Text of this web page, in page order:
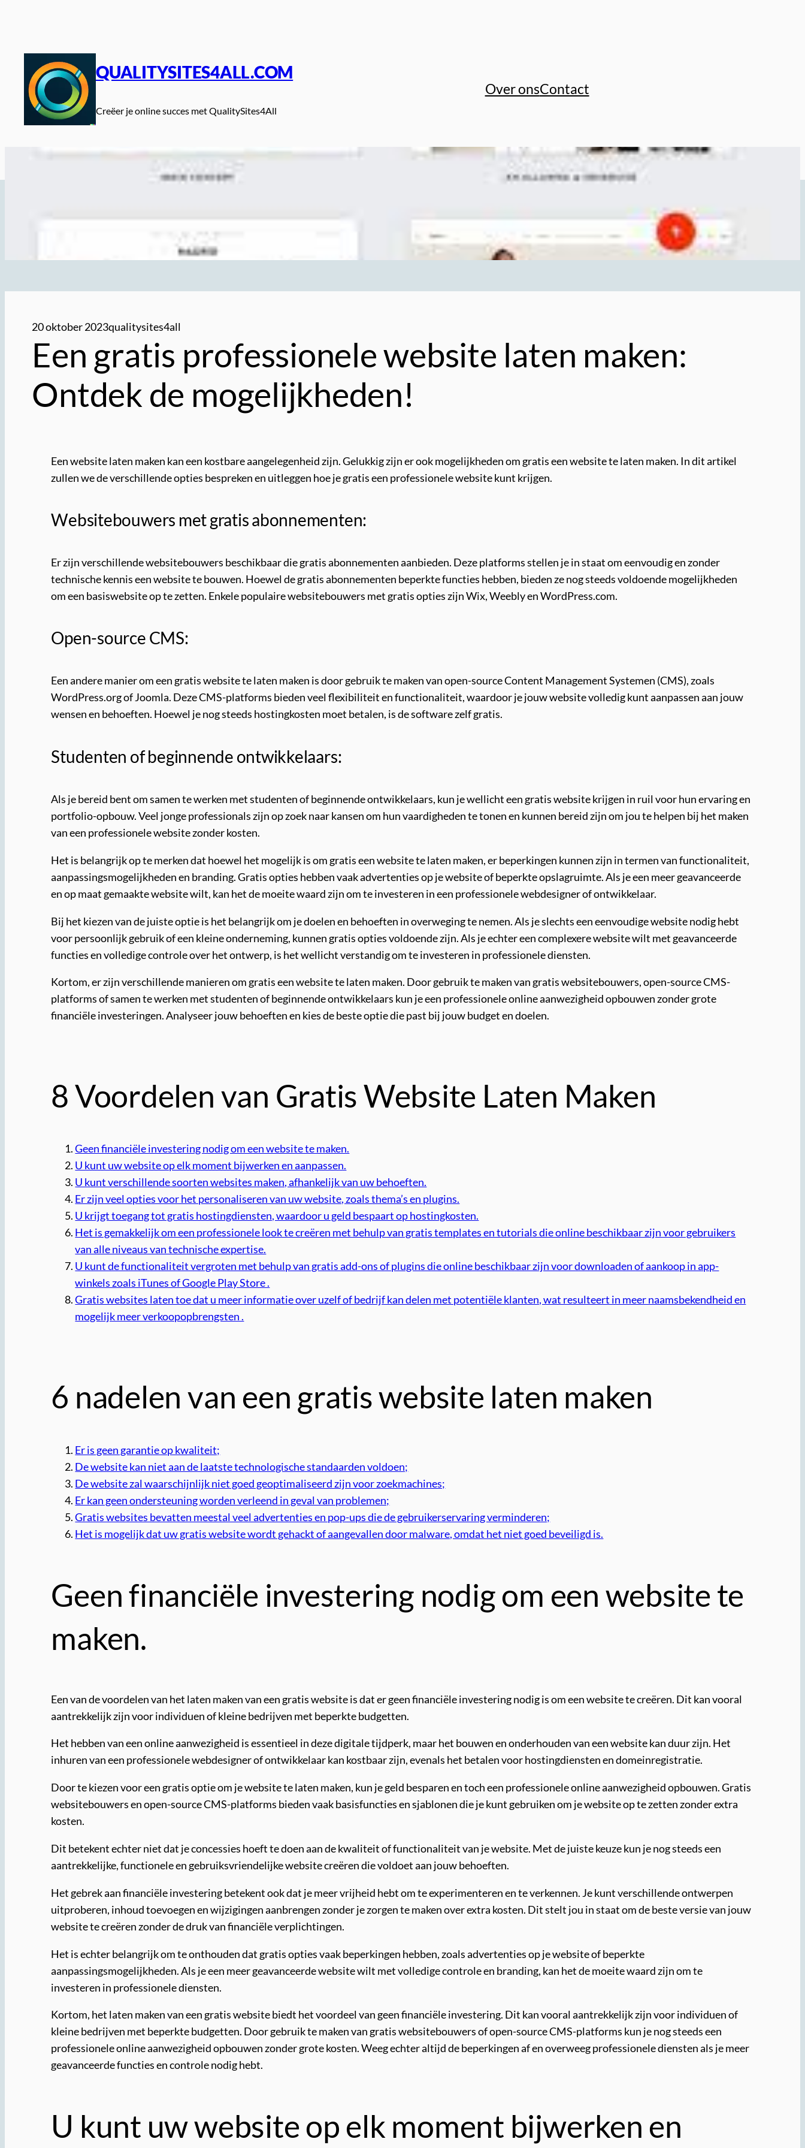
QUALITYSITES4ALL.COM
Creëer je online succes met QualitySites4All
Over onsContact
20 oktober 2023qualitysites4all
Een gratis professionele website laten maken:
Ontdek de mogelijkheden!
Een website laten maken kan een kostbare aangelegenheid zijn. Gelukkig zijn er ook mogelijkheden om gratis een website te laten maken. In dit artikel
zullen we de verschillende opties bespreken en uitleggen hoe je gratis een professionele website kunt krijgen.
Websitebouwers met gratis abonnementen:
Er zijn verschillende websitebouwers beschikbaar die gratis abonnementen aanbieden. Deze platforms stellen je in staat om eenvoudig en zonder
technische kennis een website te bouwen. Hoewel de gratis abonnementen beperkte functies hebben, bieden ze nog steeds voldoende mogelijkheden
om een basiswebsite op te zetten. Enkele populaire websitebouwers met gratis opties zijn Wix, Weebly en WordPress.com.
Open-source CMS:
Een andere manier om een gratis website te laten maken is door gebruik te maken van open-source Content Management Systemen (CMS), zoals
WordPress.org of Joomla. Deze CMS-platforms bieden veel flexibiliteit en functionaliteit, waardoor je jouw website volledig kunt aanpassen aan jouw
wensen en behoeften. Hoewel je nog steeds hostingkosten moet betalen, is de software zelf gratis.
Studenten of beginnende ontwikkelaars:
Als je bereid bent om samen te werken met studenten of beginnende ontwikkelaars, kun je wellicht een gratis website krijgen in ruil voor hun ervaring en
portfolio-opbouw. Veel jonge professionals zijn op zoek naar kansen om hun vaardigheden te tonen en kunnen bereid zijn om jou te helpen bij het maken
van een professionele website zonder kosten.
Het is belangrijk op te merken dat hoewel het mogelijk is om gratis een website te laten maken, er beperkingen kunnen zijn in termen van functionaliteit,
aanpassingsmogelijkheden en branding. Gratis opties hebben vaak advertenties op je website of beperkte opslagruimte. Als je een meer geavanceerde
en op maat gemaakte website wilt, kan het de moeite waard zijn om te investeren in een professionele webdesigner of ontwikkelaar.
Bij het kiezen van de juiste optie is het belangrijk om je doelen en behoeften in overweging te nemen. Als je slechts een eenvoudige website nodig hebt
voor persoonlijk gebruik of een kleine onderneming, kunnen gratis opties voldoende zijn. Als je echter een complexere website wilt met geavanceerde
functies en volledige controle over het ontwerp, is het wellicht verstandig om te investeren in professionele diensten.
Kortom, er zijn verschillende manieren om gratis een website te laten maken. Door gebruik te maken van gratis websitebouwers, open-source CMS-
platforms of samen te werken met studenten of beginnende ontwikkelaars kun je een professionele online aanwezigheid opbouwen zonder grote
financiële investeringen. Analyseer jouw behoeften en kies de beste optie die past bij jouw budget en doelen.
8 Voordelen van Gratis Website Laten Maken
Geen financiële investering nodig om een website te maken.
U kunt uw website op elk moment bijwerken en aanpassen.
U kunt verschillende soorten websites maken, afhankelijk van uw behoeften.
Er zijn veel opties voor het personaliseren van uw website, zoals thema’s en plugins.
U krijgt toegang tot gratis hostingdiensten, waardoor u geld bespaart op hostingkosten.
Het is gemakkelijk om een professionele look te creëren met behulp van gratis templates en tutorials die online beschikbaar zijn voor gebruikers
van alle niveaus van technische expertise.
U kunt de functionaliteit vergroten met behulp van gratis add-ons of plugins die online beschikbaar zijn voor downloaden of aankoop in app-
winkels zoals iTunes of Google Play Store .
Gratis websites laten toe dat u meer informatie over uzelf of bedrijf kan delen met potentiële klanten, wat resulteert in meer naamsbekendheid en
mogelijk meer verkoopopbrengsten .
6 nadelen van een gratis website laten maken
Er is geen garantie op kwaliteit;
De website kan niet aan de laatste technologische standaarden voldoen;
De website zal waarschijnlijk niet goed geoptimaliseerd zijn voor zoekmachines;
Er kan geen ondersteuning worden verleend in geval van problemen;
Gratis websites bevatten meestal veel advertenties en pop-ups die de gebruikerservaring verminderen;
Het is mogelijk dat uw gratis website wordt gehackt of aangevallen door malware, omdat het niet goed beveiligd is.
Geen financiële investering nodig om een website te
maken.
Een van de voordelen van het laten maken van een gratis website is dat er geen financiële investering nodig is om een website te creëren. Dit kan vooral
aantrekkelijk zijn voor individuen of kleine bedrijven met beperkte budgetten.
Het hebben van een online aanwezigheid is essentieel in deze digitale tijdperk, maar het bouwen en onderhouden van een website kan duur zijn. Het
inhuren van een professionele webdesigner of ontwikkelaar kan kostbaar zijn, evenals het betalen voor hostingdiensten en domeinregistratie.
Door te kiezen voor een gratis optie om je website te laten maken, kun je geld besparen en toch een professionele online aanwezigheid opbouwen. Gratis
websitebouwers en open-source CMS-platforms bieden vaak basisfuncties en sjablonen die je kunt gebruiken om je website op te zetten zonder extra
kosten.
Dit betekent echter niet dat je concessies hoeft te doen aan de kwaliteit of functionaliteit van je website. Met de juiste keuze kun je nog steeds een
aantrekkelijke, functionele en gebruiksvriendelijke website creëren die voldoet aan jouw behoeften.
Het gebrek aan financiële investering betekent ook dat je meer vrijheid hebt om te experimenteren en te verkennen. Je kunt verschillende ontwerpen
uitproberen, inhoud toevoegen en wijzigingen aanbrengen zonder je zorgen te maken over extra kosten. Dit stelt jou in staat om de beste versie van jouw
website te creëren zonder de druk van financiële verplichtingen.
Het is echter belangrijk om te onthouden dat gratis opties vaak beperkingen hebben, zoals advertenties op je website of beperkte
aanpassingsmogelijkheden. Als je een meer geavanceerde website wilt met volledige controle en branding, kan het de moeite waard zijn om te
investeren in professionele diensten.
Kortom, het laten maken van een gratis website biedt het voordeel van geen financiële investering. Dit kan vooral aantrekkelijk zijn voor individuen of
kleine bedrijven met beperkte budgetten. Door gebruik te maken van gratis websitebouwers of open-source CMS-platforms kun je nog steeds een
professionele online aanwezigheid opbouwen zonder grote kosten. Weeg echter altijd de beperkingen af en overweeg professionele diensten als je meer
geavanceerde functies en controle nodig hebt.
U kunt uw website op elk moment bijwerken en